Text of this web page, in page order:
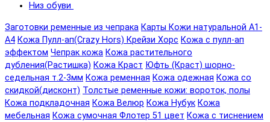
Низ обуви
Заготовки ременные из чепрака Карты Кожи натуральной А1-
А4 Кожа Пулл-ап(Crazy Hors) Крейзи Хорс Кожа с пулл-ап
эффектом Чепрак кожа Кожа растительного
дубления(Растишка) Кожа Краст Юфть (Краст) шорно-
седельная т.2-3мм Кожа ременная Кожа одежная Кожа со
скидкой(дисконт) Толстые ременные кожи: вороток, полы
Кожа подкладочная Кожа Велюр Кожа Нубук Кожа
мебельная Кожа сумочная Флотер 51 цвет Кожа с тиснением